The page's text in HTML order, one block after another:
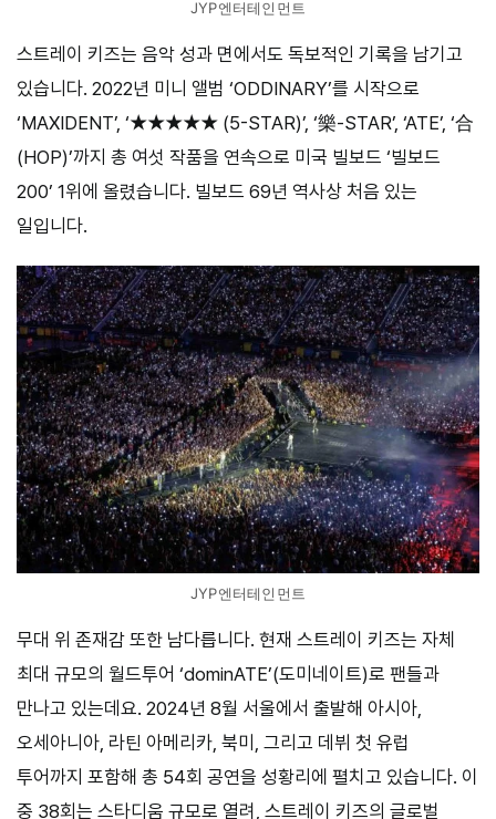
JYP엔터테인먼트
스트레이 키즈는 음악 성과 면에서도 독보적인 기록을 남기고
있습니다. 2022년 미니 앨범 ‘ODDINARY’를 시작으로
‘MAXIDENT’, ‘★★★★★ (5-STAR)’, ‘樂-STAR’, ‘ATE’, ‘合
(HOP)’까지 총 여섯 작품을 연속으로 미국 빌보드 ‘빌보드
200’ 1위에 올렸습니다. 빌보드 69년 역사상 처음 있는
일입니다.
JYP엔터테인먼트
무대 위 존재감 또한 남다릅니다. 현재 스트레이 키즈는 자체
최대 규모의 월드투어 ‘dominATE’(도미네이트)로 팬들과
만나고 있는데요. 2024년 8월 서울에서 출발해 아시아,
오세아니아, 라틴 아메리카, 북미, 그리고 데뷔 첫 유럽
투어까지 포함해 총 54회 공연을 성황리에 펼치고 있습니다. 이
중 38회는 스타디움 규모로 열려, 스트레이 키즈의 글로벌